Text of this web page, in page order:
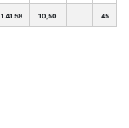
1.41.58 10,50 45